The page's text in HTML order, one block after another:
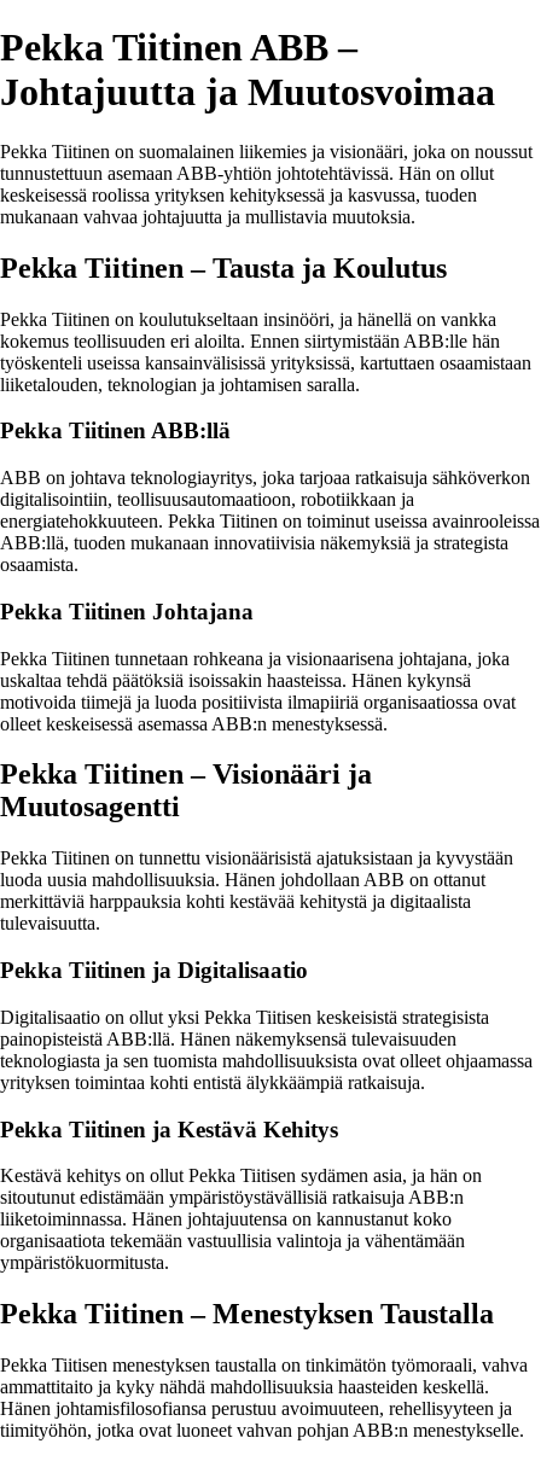
Pekka Tiitinen ABB –
Johtajuutta ja Muutosvoimaa
Pekka Tiitinen on suomalainen liikemies ja visionääri, joka on noussut
tunnustettuun asemaan ABB-yhtiön johtotehtävissä. Hän on ollut
keskeisessä roolissa yrityksen kehityksessä ja kasvussa, tuoden
mukanaan vahvaa johtajuutta ja mullistavia muutoksia.
Pekka Tiitinen – Tausta ja Koulutus
Pekka Tiitinen on koulutukseltaan insinööri, ja hänellä on vankka
kokemus teollisuuden eri aloilta. Ennen siirtymistään ABB:lle hän
työskenteli useissa kansainvälisissä yrityksissä, kartuttaen osaamistaan
liiketalouden, teknologian ja johtamisen saralla.
Pekka Tiitinen ABB:llä
ABB on johtava teknologiayritys, joka tarjoaa ratkaisuja sähköverkon
digitalisointiin, teollisuusautomaatioon, robotiikkaan ja
energiatehokkuuteen. Pekka Tiitinen on toiminut useissa avainrooleissa
ABB:llä, tuoden mukanaan innovatiivisia näkemyksiä ja strategista
osaamista.
Pekka Tiitinen Johtajana
Pekka Tiitinen tunnetaan rohkeana ja visionaarisena johtajana, joka
uskaltaa tehdä päätöksiä isoissakin haasteissa. Hänen kykynsä
motivoida tiimejä ja luoda positiivista ilmapiiriä organisaatiossa ovat
olleet keskeisessä asemassa ABB:n menestyksessä.
Pekka Tiitinen – Visionääri ja
Muutosagentti
Pekka Tiitinen on tunnettu visionäärisistä ajatuksistaan ja kyvystään
luoda uusia mahdollisuuksia. Hänen johdollaan ABB on ottanut
merkittäviä harppauksia kohti kestävää kehitystä ja digitaalista
tulevaisuutta.
Pekka Tiitinen ja Digitalisaatio
Digitalisaatio on ollut yksi Pekka Tiitisen keskeisistä strategisista
painopisteistä ABB:llä. Hänen näkemyksensä tulevaisuuden
teknologiasta ja sen tuomista mahdollisuuksista ovat olleet ohjaamassa
yrityksen toimintaa kohti entistä älykkäämpiä ratkaisuja.
Pekka Tiitinen ja Kestävä Kehitys
Kestävä kehitys on ollut Pekka Tiitisen sydämen asia, ja hän on
sitoutunut edistämään ympäristöystävällisiä ratkaisuja ABB:n
liiketoiminnassa. Hänen johtajuutensa on kannustanut koko
organisaatiota tekemään vastuullisia valintoja ja vähentämään
ympäristökuormitusta.
Pekka Tiitinen – Menestyksen Taustalla
Pekka Tiitisen menestyksen taustalla on tinkimätön työmoraali, vahva
ammattitaito ja kyky nähdä mahdollisuuksia haasteiden keskellä.
Hänen johtamisfilosofiansa perustuu avoimuuteen, rehellisyyteen ja
tiimityöhön, jotka ovat luoneet vahvan pohjan ABB:n menestykselle.